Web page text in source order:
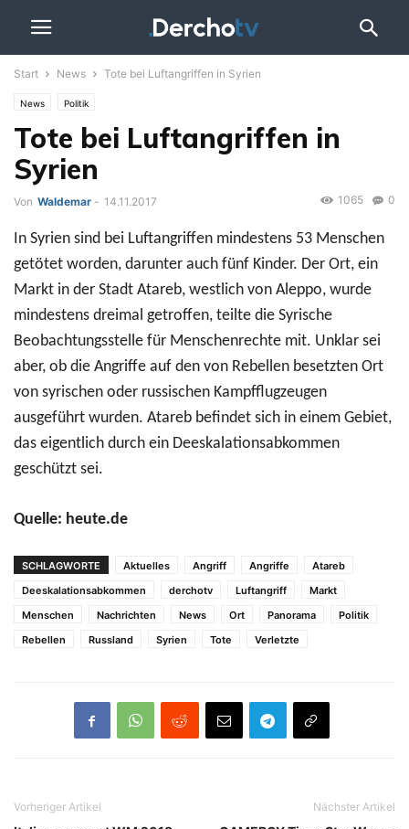
Start News Tote bei Luftangriffen in Syrien
News Politik
Tote bei Luftangriffen in
Syrien
Von Waldemar - 14.11.2017 0
1065
In Syrien sind bei Luftangriffen mindestens 53 Menschen
getötet worden, darunter auch fünf Kinder. Der Ort, ein
Markt in der Stadt Atareb, westlich von Aleppo, wurde
mindestens dreimal getroffen, teilte die Syrische
Beobachtungsstelle für Menschenrechte mit. Unklar sei
aber, ob die Angriffe auf den von Rebellen besetzten Ort
von syrischen oder russischen Kampfflugzeugen
ausgeführt wurden. Atareb befindet sich in einem Gebiet,
das eigentlich durch ein Deeskalationsabkommen
geschützt sei.
Quelle: heute.de
SCHLAGWORTE Aktuelles Angriff Angriffe
Atareb
Deeskalationsabkommen
derchotv Luftangriff
Markt
Menschen
Nachrichten News Ort Panorama
Politik
Rebellen
Russland Syrien Tote Verletzte
Vorheriger Artikel Nächster Artikel